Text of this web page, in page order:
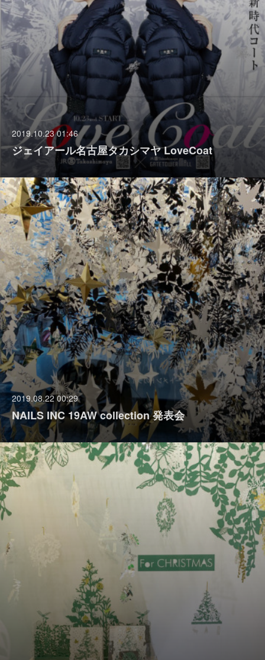
2019.10.23 01:46
ジェイアール名古屋タカシマヤ LoveCoat
2019.08.22 00:29
NAILS INC 19AW collection 発表会